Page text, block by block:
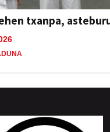
txanpa,